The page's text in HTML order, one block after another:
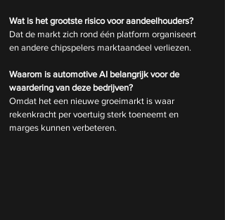
Wat is het grootste risico voor aandeelhouders?
Dat de markt zich rond één platform organiseert
en andere chipspelers marktaandeel verliezen.
Waarom is automotive AI belangrijk voor de
waardering van deze bedrijven?
Omdat het een nieuwe groeimarkt is waar
rekenkracht per voertuig sterk toeneemt en
marges kunnen verbeteren.